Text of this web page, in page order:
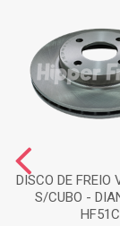
DISCO DE FREIO
S/CUBO -
HF51C